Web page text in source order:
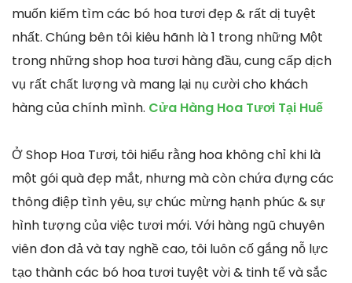
muốn kiếm tìm các bó hoa tươi đẹp & rất dị tuyệt
nhất. Chúng bên tôi kiêu hãnh là 1 trong những Một
trong những shop hoa tươi hàng đầu, cung cấp dịch
vụ rất chất lượng và mang lại nụ cười cho khách
hàng của chính mình. Cửa Hàng Hoa Tươi Tại Huế
Ở Shop Hoa Tươi, tôi hiểu rằng hoa không chỉ khi là
một gói quà đẹp mắt, nhưng mà còn chứa đựng các
thông điệp tình yêu, sự chúc mừng hạnh phúc & sự
hình tượng của việc tươi mới. Với hàng ngũ chuyên
viên đon đả và tay nghề cao, tôi luôn cố gắng nỗ lực
tạo thành các bó hoa tươi tuyệt vời & tinh tế và sắc